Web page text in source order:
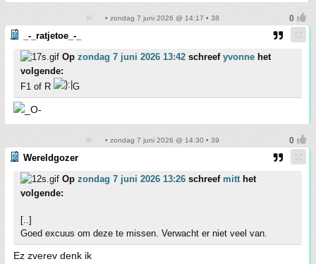
• zondag 7 juni 2026 @ 14:17 • 38
_-_ratjetoe_-_
Op zondag 7 juni 2026 13:42 schreef yvonne het
volgende:
F1 of R
G
• zondag 7 juni 2026 @ 14:30 • 39
Wereldgozer
Op zondag 7 juni 2026 13:26 schreef mitthet
volgende:
[..]
Goed excuus om deze te missen. Verwacht er niet veel van.
Ez zverev denk ik